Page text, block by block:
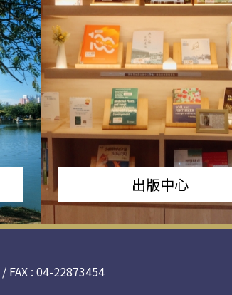
出版中心
FAX : 04-22873454